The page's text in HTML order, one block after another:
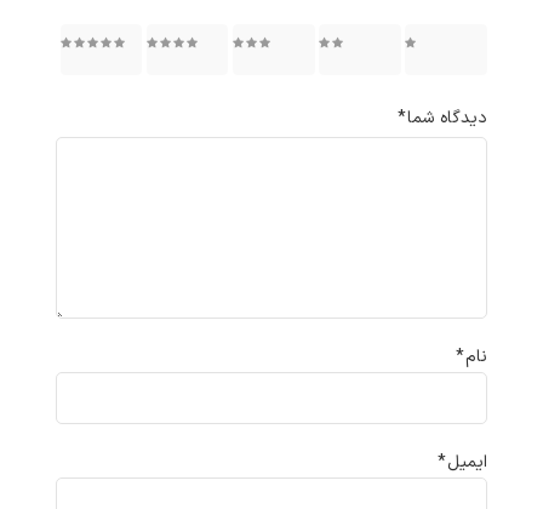
۳ از ۵ ۴ از ۵ ۵ از ۵
دیدگاه شما*
نام*
ایمیل*